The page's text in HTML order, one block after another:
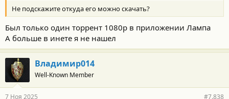
Не подскажите откуда его можно скачать?
Был только один торрент 1080р в приложении Лампа
А больше в инете я не нашел
Владимир014
Well-Known Member
7 Ноя 2025 #7.838